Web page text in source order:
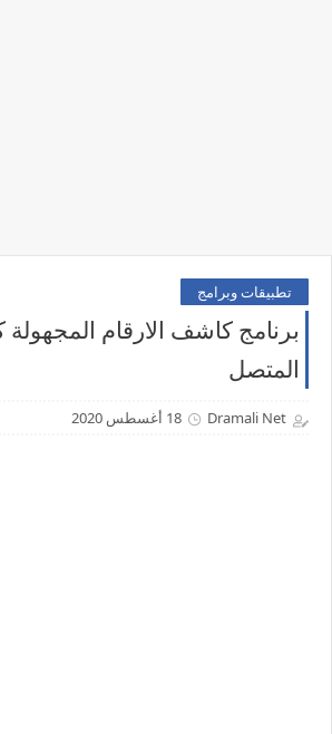
تطبيقات وبرامج
برنامج كاشف الارقام
المتصل
Dramali Net 18 أغسطس 2020